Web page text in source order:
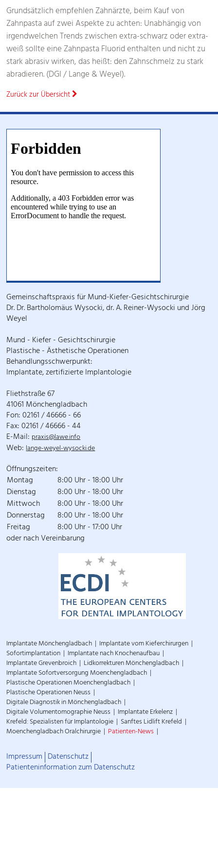
Grundsätzlich empfehlen Zahnärzte, beim Kauf von
Zahnpasta auf zwei Aspekte zu achten: Unabhängig von
irgendwelchen Trends zwischen extra-schwarz oder extra-
weiß sollte eine Zahnpasta Fluorid enthalten und nicht zu
stark abrasiv wirken, das heißt: den Zahnschmelz zu stark
abradieren. (DGI / Lange & Weyel).
Zurück zur Übersicht
Gemeinschaftspraxis für Mund-Kiefer-Gesichtschirurgie
Dr. Dr. Bartholomäus Wysocki, dr. A. Reiner-Wysocki und Jörg
Weyel
Mund - Kiefer - Gesichtschirurgie
Plastische - Ästhetische Operationen
Behandlungsschwerpunkt:
Implantate, zertifizierte Implantologie
Fliethstraße 67
41061 Mönchengladbach
Fon: 02161 / 46666 - 66
Fax: 02161 / 46666 - 44
E-Mail: praxis@lawe.info
Web:lange-weyel-wysocki.de
Öffnungszeiten:
Montag
8:00 Uhr - 18:00 Uhr
Dienstag
8:00 Uhr - 18:00 Uhr
Mittwoch
8:00 Uhr - 18:00 Uhr
Donnerstag 8:00 Uhr - 18:00 Uhr
Freitag
8:00 Uhr - 17:00 Uhr
oder nach Vereinbarung
Implantate Mönchengladbach Implantate vom Kieferchirurgen
Sofortimplantation Implantate nach Knochenaufbau
Implantate Grevenbroich Lidkorrekturen Mönchengladbach
Implantate Sofortversorgung Moenchengladbach
Plastische Operationen Moenchengladbach
Plastische Operationen Neuss
Digitale Diagnostik in Mönchengladbach
Digitale Volumentomographie Neuss Implantate Erkelenz
Krefeld: Spezialisten für Implantologie Sanftes Lidlift Krefeld
Moenchengladbach Oralchirurgie Patienten-News
Impressum Datenschutz
Patienteninformation zum Datenschutz